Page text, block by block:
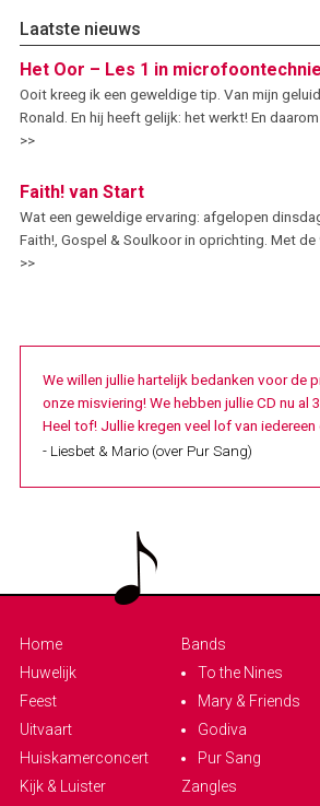
Laatste nieuws
Het Oor – Les 1 in
Ooit kreeg ik een geweldige tip. Van mijn
Ronald. En hij heeft gelijk: het werkt! En
>>
Faith! van Start
Wat een geweldige ervaring: afgelopen
Faith!, Gospel & Soulkoor in oprichting. Met
>>
We willen jullie hartelijk bedanken voor de
onze misviering! We hebben jullie CD nu al
Heel tof! Jullie kregen veel lof van iedereen
- Liesbet & Mario (over Pur Sang)
Home
Huwelijk
Feest
Uitvaart
Huiskamerconcert
Kijk & Luister
Bands
To the Nines
Mary & Friends
Godiva
Pur Sang
Zangles